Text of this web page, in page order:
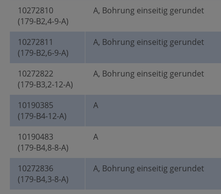
10272810
(179-B2,4-9-A)
A, Bohrung einseitig gerundet
10272811
(179-B2,6-9-A)
A, Bohrung einseitig gerundet
10272822
(179-B3,2-12-A)
A, Bohrung einseitig gerundet
10190385
(179-B4-12-A)
A
10190483
(179-B4,8-8-A)
A
10272836
(179-B4,3-8-A)
A, Bohrung einseitig gerundet